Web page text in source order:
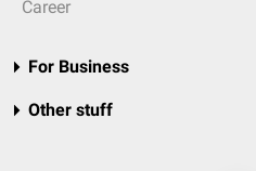
Career
For Business
Other stuff